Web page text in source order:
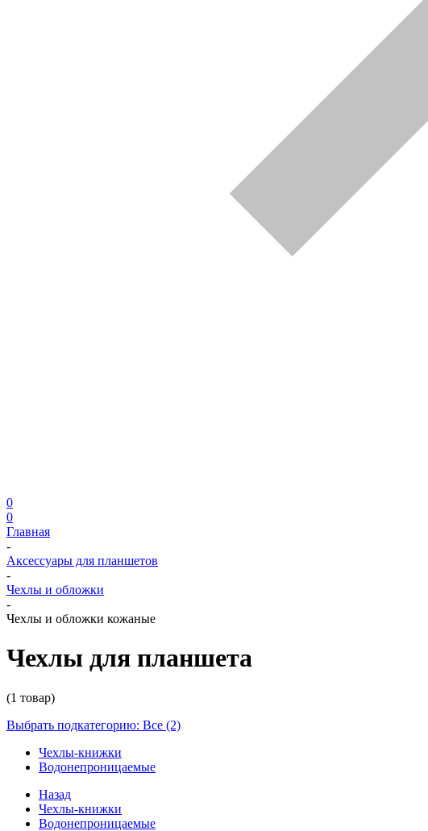
0
0
Главная
-
Аксессуары для планшетов
-
Чехлы и обложки
-
Чехлы и обложки кожаные
Чехлы для планшета
(1 товар)
Выбрать подкатегорию: Все (2)
Чехлы-книжки
Водонепроницаемые
Назад
Чехлы-книжки
Водонепроницаемые